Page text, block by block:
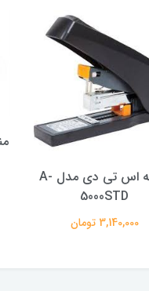
منگنه اس تی دی مدل A-
5000STD
3,140,000 تومان